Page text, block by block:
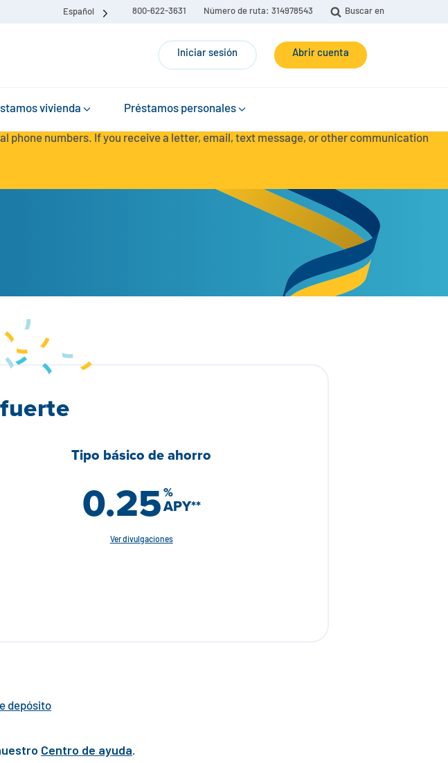
Español 800-622-3631 Número de ruta: 314978543 Buscar en
Iniciar sesión Abrir cuenta
vivienda Préstamos personales
phone numbers. If you receive a letter, email, text message, or other communication
Tipo básico de ahorro
0.25%
APY**
Ver divulgaciones
depósito
Centro de ayuda.